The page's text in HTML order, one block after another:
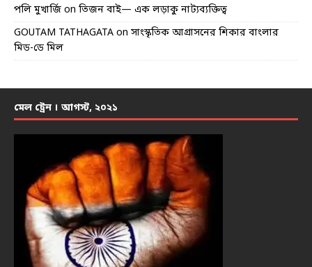
পলি মুখার্জি on তিজন বাই— এক লড়াকু নাট্যব্যক্তিত্ব
GOUTAM TATHAGATA on সাংস্কৃতিক আগ্রাসনের শিকার বাংলার
মিড-ডে মিল
মেল ট্রেন । আগস্ট, ২০২১